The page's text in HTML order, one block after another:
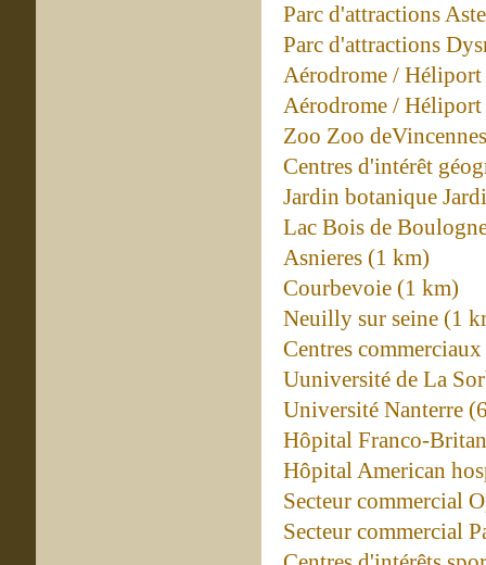
Parc d'attractions
Parc d'attractions
Aérodrome /
Aérodrome /
Zoo Zoo
Centres d'intérêt
Jardin botanique
Lac Bois de
Asnieres (1 km)
Courbevoie (1 km)
Neuilly sur seine (1
Centres
Uuniversité de La
Université Nanterre
Hôpital Franco-
Hôpital American
Secteur commercial
Secteur commercial